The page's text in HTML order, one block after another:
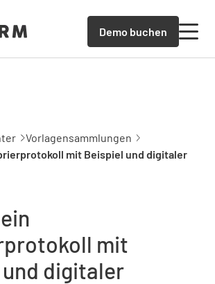
Demo buchen
Vorlagensammlungen
mit Beispiel und digitaler
mit
digitaler